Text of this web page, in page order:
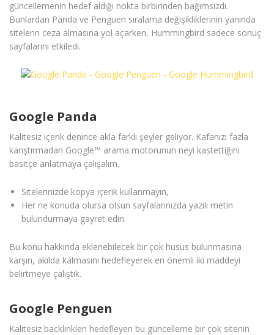
güncellemenin hedef aldığı nokta birbirinden bağımsızdı.
Bunlardan Panda ve Penguen sıralama değişikliklerinin yanında
sitelerin ceza almasına yol açarken, Hummingbird sadece sonuç
sayfalarını etkiledi.
Google Panda
Kalitesiz içerik denince akla farklı şeyler geliyor. Kafanızı fazla
karıştırmadan Google™ arama motorunun neyi kastettiğini
basitçe anlatmaya çalışalım.
Sitelerinizde kopya içerik kullanmayın,
Her ne konuda olursa olsun sayfalarınızda yazılı metin
bulundurmaya gayret edin.
Bu konu hakkında eklenebilecek bir çok husus bulunmasına
karşın, akılda kalmasını hedefleyerek en önemli iki maddeyi
belirtmeye çalıştık.
Google Penguen
Kalitesiz backlinkleri hedefleyen bu güncelleme bir çok sitenin